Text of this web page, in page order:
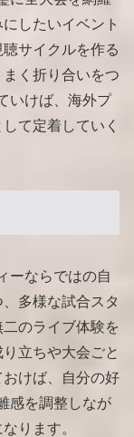
したいイベント
サイクルを作る
く折り合いをつ
いけば、海外プ
て定着していく
ーならではの自
多様な試合スタ
のライブ体験を
立ちや大会ごと
けば、自分の好
感を調整しなが
ります。